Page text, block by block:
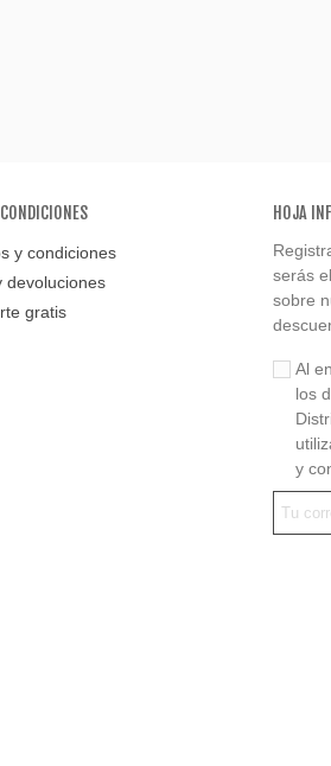
y condiciones
devoluciones
gratis
HOJA
serás
sobre
Al
los
y